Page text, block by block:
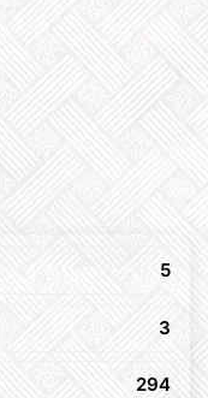
5
3
294